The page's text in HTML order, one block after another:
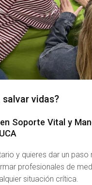
salvar vidas?
Soporte Vital y
y quieres dar un
profesionales de
situación crítica.